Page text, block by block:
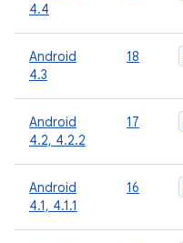
4.4
Android
4.3
18
Android
4.2, 4.2.2
17
Android
4.1, 4.1.1
16